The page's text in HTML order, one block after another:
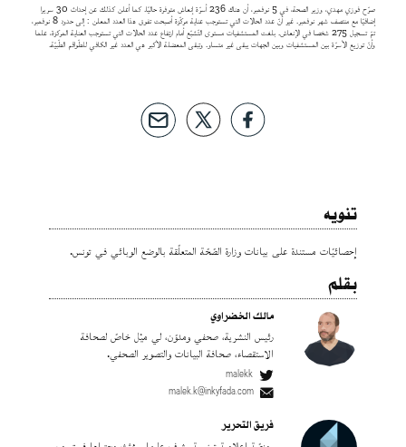
صرّح فوزي مهدي، وزير الصحة، في 5 نوفمبر، أن هناك 236 أسرّة إنعاش متوفرة حاليًا. كما أعلن كذلك عن إحداث 30 سريرا
إضافيّا مع منتصف شهر نوفمبر. غير أنّ عدد الحالات التي تستوجب عناية مركّزة أصبحت تفوق هذا العدد المعلن : إلى حدود 8 نوفمبر،
تمّ تسجيل 275 شخصا في الإنعاش. بلغت المستشفيات مستوى التّشبّع أمام ارتفاع عدد الحالات التي تستوجب العناية المركزة، علما
وأنّ توزيع الأسرّة بين المستشفيات وبين الجهات يبقى غير متساو. وتبقى المعضلة الأكبر هي العدد غير الكافي للطّواقم الطّبيّة.
تنويه
إحصائيّات مستندة على بيانات وزارة الصّحّة المتعلّقة بالوضع الوبائي في تونس.
بقلم
مالك الخضراوي
رئيس النشرية، صحفي ومدوّن، لي ميْل خاصّ لصحافة
الاستقصاء، صحافة البيانات والتصوير الصحفي.
malekk
malek.k@inkyfada.com
فريق التحرير